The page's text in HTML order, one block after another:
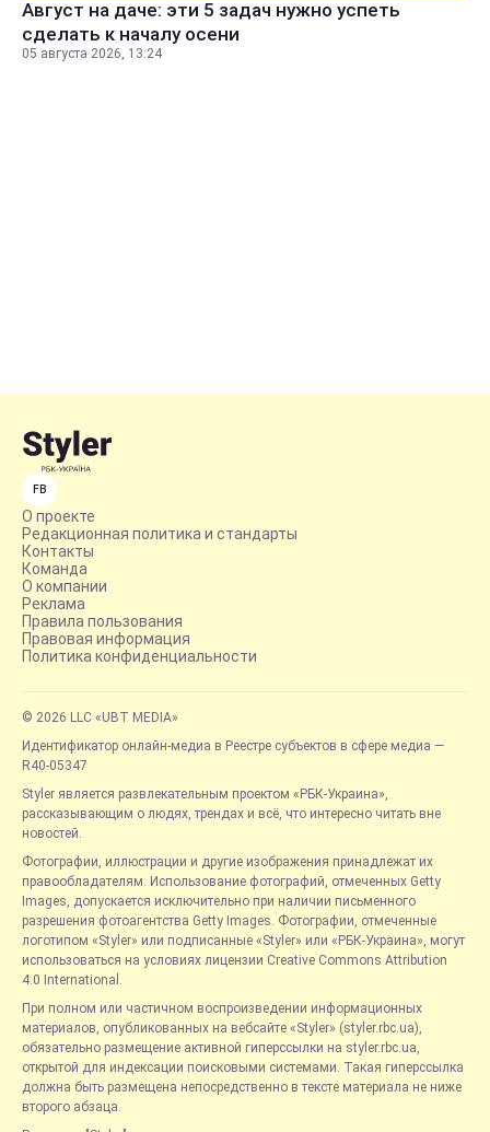
Август на даче: эти 5 задач нужно успеть
сделать к началу осени
05 августа 2026, 13:24
FB
О проекте
Редакционная политика и стандарты
Контакты
Команда
О компании
Реклама
Правила пользования
Правовая информация
Политика конфиденциальности
© 2026 LLC «UBT MEDIA»
Идентификатор онлайн-медиа в Реестре субъектов в сфере медиа —
R40-05347
Styler является развлекательным проектом «РБК-Украина»,
рассказывающим о людях, трендах и всё, что интересно читать вне
новостей.
Фотографии, иллюстрации и другие изображения принадлежат их
правообладателям. Использование фотографий, отмеченных Getty
Images, допускается исключительно при наличии письменного
разрешения фотоагентства Getty Images. Фотографии, отмеченные
логотипом «Styler» или подписанные «Styler» или «РБК-Украина», могут
использоваться на условиях лицензии Creative Commons Attribution
4.0 International.
При полном или частичном воспроизведении информационных
материалов, опубликованных на вебсайте «Styler» (styler.rbc.ua),
обязательно размещение активной гиперссылки на styler.rbc.ua,
открытой для индексации поисковыми системами. Такая гиперссылка
должна быть размещена непосредственно в тексте материала не ниже
второго абзаца.